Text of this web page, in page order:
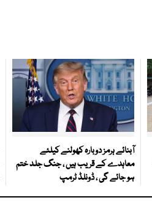
آبنائے ہرمز دوبارہ کھولنے کیلئے
معاہدے کے قریب ہیں ، جنگ جلد ختم
ہو جائے گی ، ڈونلڈ ٹرمپ